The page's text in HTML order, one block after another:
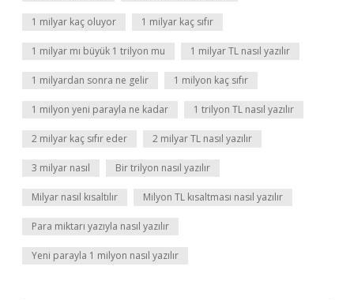
1 milyar kaç oluyor 1 milyar kaç sıfır
1 milyar mı büyük 1 trilyon mu 1 milyar TL nasıl yazılır
1 milyardan sonra ne gelir 1 milyon kaç sıfır
1 milyon yeni parayla ne kadar 1 trilyon TL nasıl yazılır
2 milyar kaç sıfır eder 2 milyar TL nasıl yazılır
3 milyar nasıl Bir trilyon nasıl yazılır
Milyar nasıl kısaltılır Milyon TL kısaltması nasıl yazılır
Para miktarı yazıyla nasıl yazılır
Yeni parayla 1 milyon nasıl yazılır